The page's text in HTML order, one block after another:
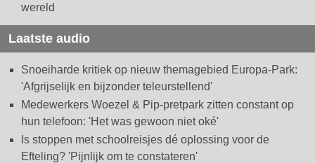
wereld
Laatste audio
Snoeiharde kritiek op nieuw themagebied Europa-Park:
'Afgrijselijk en bijzonder teleurstellend'
Medewerkers Woezel & Pip-pretpark zitten constant op
hun telefoon: 'Het was gewoon niet oké'
Is stoppen met schoolreisjes dé oplossing voor de
Efteling? 'Pijnlijk om te constateren'